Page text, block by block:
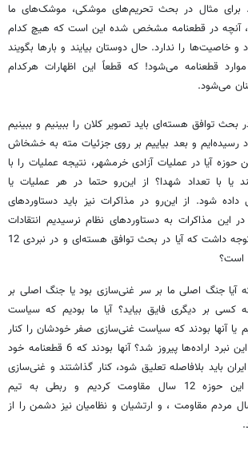
مثال در بحث تحریم‌های موشکی، موشک‌های ما
آنچه در قطعنامه مشخص شده این است که هیچ کدام
خاصیت‌ها را ندارد. حال دوستان بیایند و بارها بگویند
قطعنامه می‌شود! که قطعاً این اظهارات هرکدام
می‌شود.
توافق هسته‌ای باید تصویر کلان را ببینیم و ببینیم
رسیده‌ایم و بعد بیاییم بر روی جزئیات مته به خشخاش
حوزه آیا در عملیات آزادی خرمشهر، نتیجه عملیات را با
با تعداد شهدا؟ از این‌رو حتما در هر عملیات یا
داده شود. از این‌رو در مذاکرات نیز باید دستاوردهای
این مذاکرات به دستاوردهای نظام نرسیدیم انتقادات
وارد است، بنابراین باید توجه داشت که آیا در بحث توافق هسته‌ای و در نبردی 12
است؟
آیا جنگ اصلی ما بر سر غنی‌سازی بود یا جنگ اصلی بر
کسی بر دیگری فایق بیاید؟ آیا ما بودیم که سیاست
یا آنها بودند که سیاست غنی‌سازی صفر خودشان را کنار
گذاشتند؟ کدام طرف در این نبرد اراده‌ها پیروز شد؟ آنها بودند که 6 قطعنامه خود
باید بلافاصله تعلیق شود، کنار گذاشتند و غنی‌سازی
ما را پذیرفتند. ما در این حوزه 12 سال مقاومت کردیم و ربطی به تیم
ندارد. 12 سال مردم مقاومت ، و ارتشیان و نظامیان نیز دشمن را از